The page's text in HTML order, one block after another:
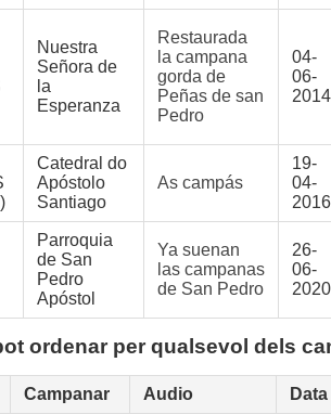
Nuestra
Señora de
la
Esperanza
Restaurada
la campana
gorda de
Peñas de san
Pedro
04-
06-
2014
Catedral do
Apóstolo
Santiago
As campás
19-
04-
2016
Parroquia
de San
Pedro
Apóstol
Ya suenan
las campanas
de San Pedro
26-
06-
2020
ordenar per qualsevol dels
Campanar Audio Data